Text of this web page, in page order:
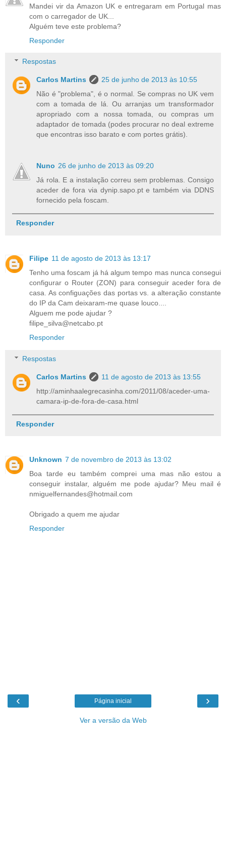
Mandei vir da Amazon UK e entregaram em Portugal mas
com o carregador de UK...
Alguém teve este problema?
Responder
Respostas
Carlos Martins
25 de junho de 2013 às 10:55
Não é "problema", é o normal. Se compras no UK vem
com a tomada de lá. Ou arranjas um transformador
apropriado com a nossa tomada, ou compras um
adaptador de tomada (podes procurar no deal extreme
que encontras isso barato e com portes grátis).
Nuno 26 de junho de 2013 às 09:20
Já rola. E a instalação correu sem problemas. Consigo
aceder de fora via dynip.sapo.pt e também via DDNS
fornecido pela foscam.
Responder
Filipe 11 de agosto de 2013 às 13:17
Tenho uma foscam já há algum tempo mas nunca consegui
configurar o Router (ZON) para conseguir aceder fora de
casa. As configuações das portas vs. a alteração constante
do IP da Cam deixaram-me quase louco....
Alguem me pode ajudar ?
filipe_silva@netcabo.pt
Responder
Respostas
Carlos Martins
11 de agosto de 2013 às 13:55
http://aminhaalegrecasinha.com/2011/08/aceder-uma-
camara-ip-de-fora-de-casa.html
Responder
Unknown 7 de novembro de 2013 às 13:02
Boa tarde eu também comprei uma mas não estou a
conseguir instalar, alguém me pode ajudar? Meu mail é
nmiguelfernandes@hotmail.com
Obrigado a quem me ajudar
Responder
‹ ›
Página inicial
Ver a versão da Web